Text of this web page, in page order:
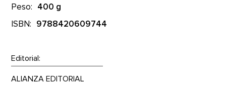
Peso: 400 g
ISBN: 9788420609744
Editorial: